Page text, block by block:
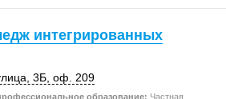
интегрированных
3Б оф. 209
образование: Частная